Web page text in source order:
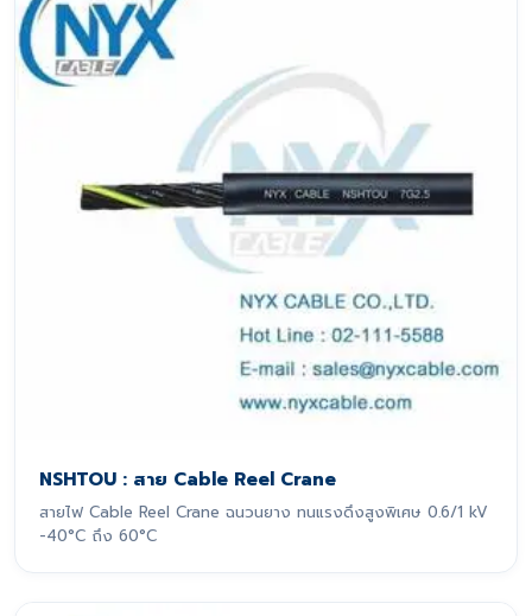
NSHTOU : สาย Cable Reel Crane
สายไฟ Cable Reel Crane ฉนวนยาง ทนแรงดึงสูงพิเศษ 0.6/1 kV
-40°C ถึง 60°C